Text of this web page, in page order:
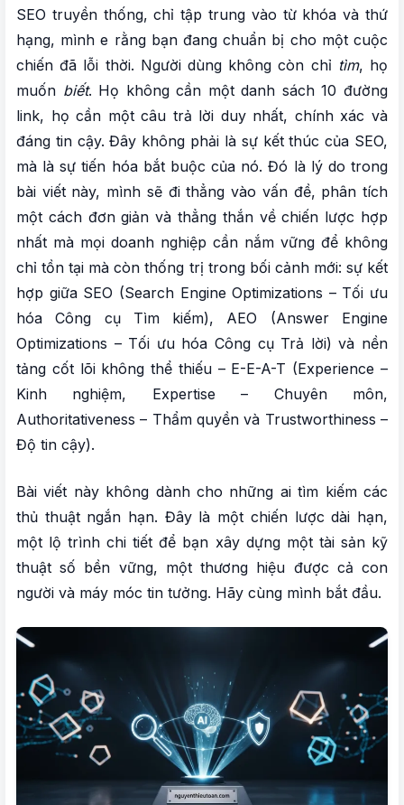
1. Tác động từ Google Core Updates và AI
Overviews
2. Phân biệt hai người đồng hành mới: SEO và
AEO
3. Tư duy lại về “thành công”: Từ lượt truy cập
đến sự hiện diện
II. E-E-A-T: NỀN MÓNG CỦA NIỀM TIN TRONG
KỶ NGUYÊN SỐ
1. Giải mã 4 trụ cột của E-E-A-T
2. Checklist triển khai E-E-A-T thực tế
3. Vai trò của con người trong vòng lặp AI
III. KIẾN TRÚC NỘI DUNG TƯƠNG LAI: XÂY
DỰNG CHO CẢ NGƯỜI VÀ MÁY
1. Xây dựng thẩm quyền với mô hình Cụm chủ
dung cho Google
3. Vượt ra ngoài văn bản: Sức mạnh của đa
phương tiện
IV. NGHỆ THUẬT XÂY DỰNG LIÊN KẾT 2025:
CHẤT LƯỢNG THAY THẾ SỐ LƯỢNG
hiệu quả
2. Bảng kiểm tra chất lượng backlink
V. BỘ CÔNG CỤ VÀ LỘ TRÌNH HÀNH ĐỘNG
1. Bộ công cụ thiết yếu cho năm 2025
SEO truyền thống, chỉ tập trung vào từ khóa và thứ
hạng, mình e rằng bạn đang chuẩn bị cho một cuộc
chiến đã lỗi thời. Người dùng không còn chỉ tìm, họ
muốn biết. Họ không cần một danh sách 10 đường
link, họ cần một câu trả lời duy nhất, chính xác và
đáng tin cậy. Đây không phải là sự kết thúc của SEO,
mà là sự tiến hóa bắt buộc của nó. Đó là lý do trong
bài viết này, mình sẽ đi thẳng vào vấn đề, phân tích
một cách đơn giản và thẳng thắn về chiến lược hợp
nhất mà mọi doanh nghiệp cần nắm vững để không
chỉ tồn tại mà còn thống trị trong bối cảnh mới: sự kết
hợp giữa SEO (Search Engine Optimizations – Tối ưu
hóa Công cụ Tìm kiếm), AEO (Answer Engine
Optimizations – Tối ưu hóa Công cụ Trả lời) và nền
tảng cốt lõi không thể thiếu – E-E-A-T (Experience –
Kinh nghiệm, Expertise – Chuyên môn,
Authoritativeness – Thẩm quyền và Trustworthiness –
Độ tin cậy).
Bài viết này không dành cho những ai tìm kiếm các
thủ thuật ngắn hạn. Đây là một chiến lược dài hạn,
một lộ trình chi tiết để bạn xây dựng một tài sản kỹ
thuật số bền vững, một thương hiệu được cả con
người và máy móc tin tưởng. Hãy cùng mình bắt đầu.